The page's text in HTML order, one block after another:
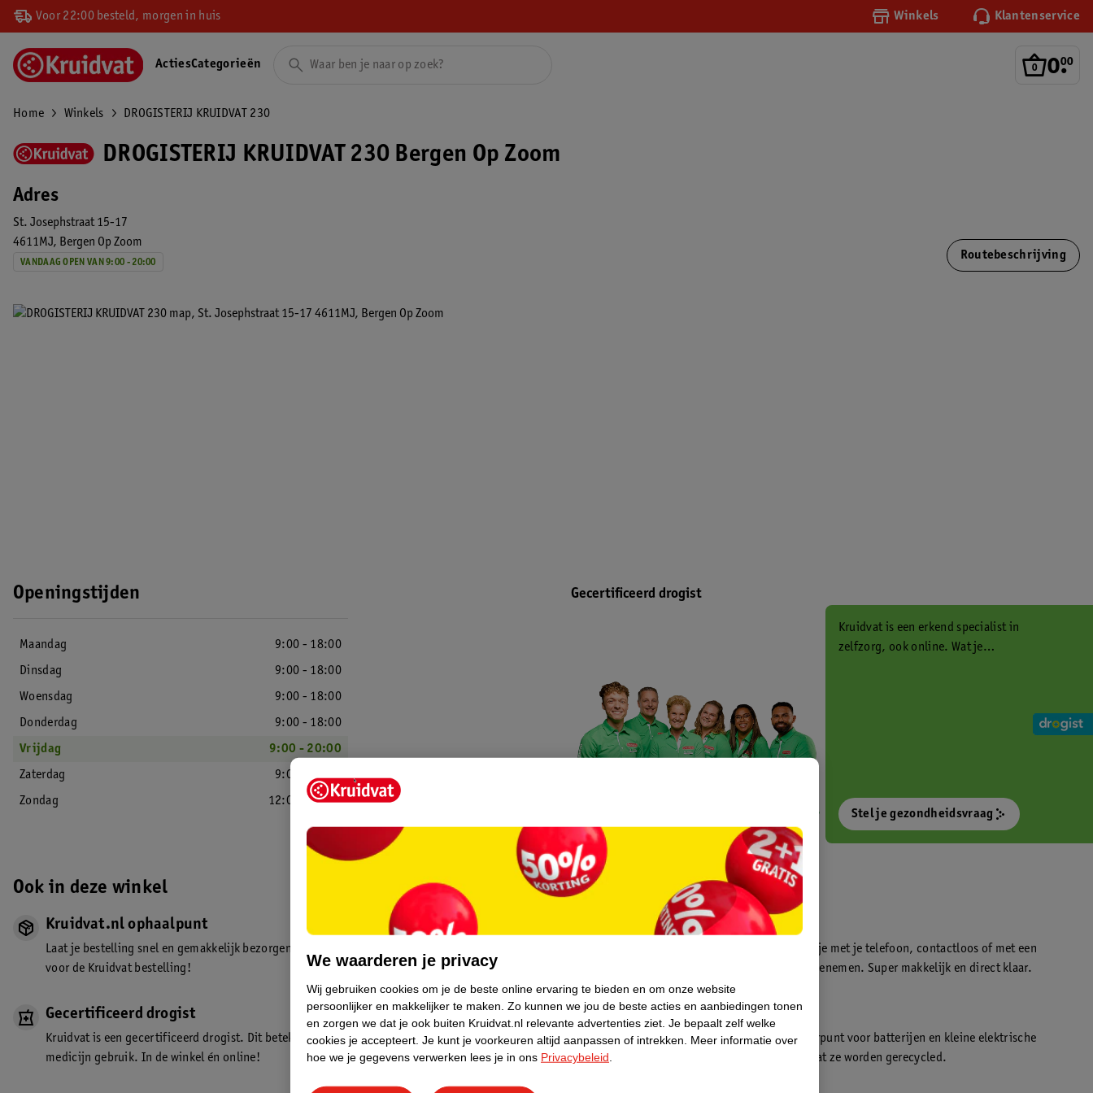
Voor 22:00 besteld, morgen in huis Winkels Klantenservice
0.
00
ActiesCategorieën
Home Winkels DROGISTERIJ KRUIDVAT 230
DROGISTERIJ KRUIDVAT 230 Bergen Op Zoom
Adres
St. Josephstraat 15-17
4611MJ
Bergen Op Zoom
VANDAAG OPEN VAN 9:00 - 20:00
Routebeschrijving
Openingstijden
Maandag
9:00 - 18:00
Dinsdag
9:00 - 18:00
Woensdag
9:00 - 18:00
Donderdag
9:00 - 18:00
Vrijdag
9:00 - 20:00
Zaterdag
9:00 - 17:30
Zondag
12:00 - 17:00
Gecertificeerd drogist
Kruidvat is een erkend specialist in
zelfzorg, ook online. Wat je
Stel je gezondheidsvraag
Ook in deze winkel
Kruidvat.nl ophaalpunt
Laat je bestelling snel en gemakkelijk bezorgen in de winkel. Zo hoef je niet thuis te blijven
voor de Kruidvat bestelling!
Gecertificeerd drogist
Kruidvat is een gecertificeerd drogist. Dit betekent dat je deskundig advies krijgt over
medicijn gebruik. In de winkel én online!
Kruidvat fotokiosk
In de winkel vind je een fotokiosk waarmee je met je telefoon, contactloos of met een
geheugenkaartje, jouw foto’s direct kan meenemen. Super makkelijk en direct klaar.
WeCycle inleverpunt
In deze Kruidvat vind je een WeCycle inleverpunt voor batterijen en kleine elektrische
apparaten. Deze kan je gratis inleveren zodat ze worden gerecycled.
We waarderen je privacy
Wij gebruiken cookies om je de beste online ervaring te bieden en om onze website
persoonlijker en makkelijker te maken. Zo kunnen we jou de beste acties en aanbiedingen tonen
en zorgen we dat je ook buiten Kruidvat.nl relevante advertenties ziet. Je bepaalt zelf welke
cookies je accepteert. Je kunt je voorkeuren altijd aanpassen of intrekken.
Meer informatie over
hoe we je gegevens verwerken lees je in ons Privacybeleid